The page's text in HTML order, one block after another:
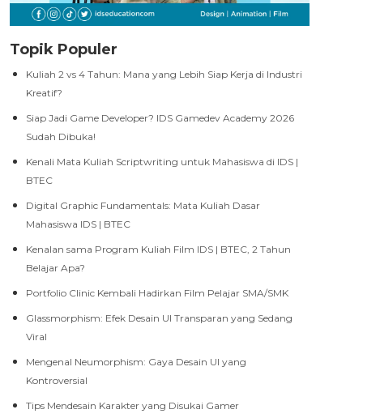
Topik Populer
Kuliah 2 vs 4 Tahun: Mana yang Lebih Siap Kerja di Industri
Kreatif?
Siap Jadi Game Developer? IDS Gamedev Academy 2026
Sudah Dibuka!
Kenali Mata Kuliah Scriptwriting untuk Mahasiswa di IDS |
BTEC
Digital Graphic Fundamentals: Mata Kuliah Dasar
Mahasiswa IDS | BTEC
Kenalan sama Program Kuliah Film IDS | BTEC, 2 Tahun
Belajar Apa?
Portfolio Clinic Kembali Hadirkan Film Pelajar SMA/SMK
Glassmorphism: Efek Desain UI Transparan yang Sedang
Viral
Mengenal Neumorphism: Gaya Desain UI yang
Kontroversial
Tips Mendesain Karakter yang Disukai Gamer